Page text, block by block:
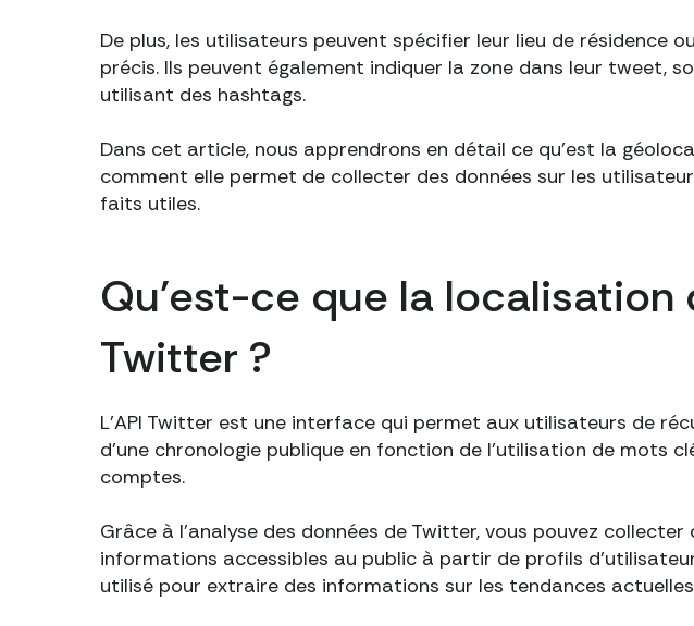
De plus, les utilisateurs peuvent spécifier leur lieu de résidence
précis. Ils peuvent également indiquer la zone dans leur tweet,
utilisant des hashtags.
Dans cet article, nous apprendrons en détail ce qu'est la
comment elle permet de collecter des données sur les
faits utiles.
Qu'est-ce que la localisation
Twitter ?
L'API Twitter est une interface qui permet aux utilisateurs de
d'une chronologie publique en fonction de l'utilisation de mots
comptes.
Grâce à l'analyse des données de Twitter, vous pouvez
informations accessibles au public à partir de profils
utilisé pour extraire des informations sur les tendances